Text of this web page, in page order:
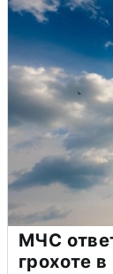
МЧС
грохоте